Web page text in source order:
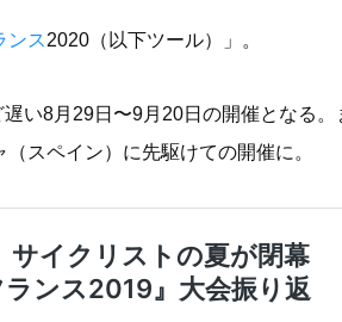
ンス2020（以下ツール）」。
い8月29日〜9月20日の開催となる
スペイン）に先駆けての開催に。